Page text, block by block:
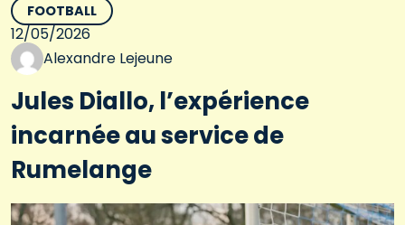
FOOTBALL
12/05/2026
Alexandre Lejeune
Jules Diallo, l’expérience
incarnée au service de
Rumelange